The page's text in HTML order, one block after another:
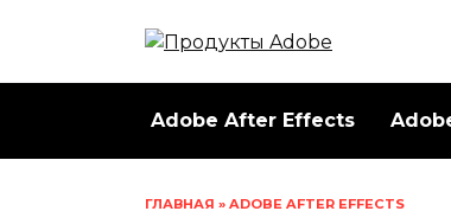
Adobe After Effects
ГЛАВНАЯ » ADOBE AFTER EFFECTS